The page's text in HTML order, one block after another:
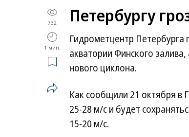
732
1 мин.
Петербургу
Гидрометцентр
акватории Финского
нового циклона.
Как сообщили 21 октября в
25-28 м/с и будет
15-20 м/с.